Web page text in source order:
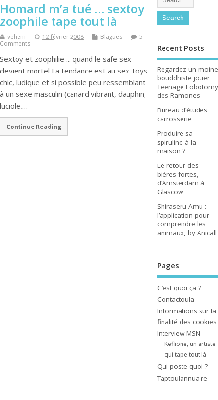
Homard m’a tué … sextoy
zoophile tape tout là
vehem 12 février 2008 Blagues
5
Comments
Sextoy et zoophilie ... quand le safe sex
devient mortel La tendance est au sex-toys
chic, ludique et si possible peu ressemblant
à un sexe masculin (canard vibrant, dauphin,
luciole,…
Continue Reading
Recent Posts
Regardez un moine
bouddhiste jouer
Teenage Lobotomy
des Ramones
Bureau d’études
carrosserie
Produire sa
spiruline à la
maison ?
Le retour des
bières fortes,
d’Amsterdam à
Glascow
Shiraseru Amu :
l’application pour
comprendre les
animaux, by Anicall
Pages
C’est quoi ça ?
Contactoula
Informations sur la
finalité des cookies
Interview MSN
Keflione, un artiste
qui tape tout là
Qui poste quoi ?
Taptoulannuaire